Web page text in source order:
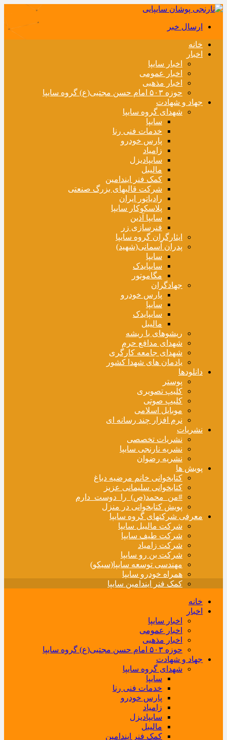
ارسال خبر
خانه
اخبار
اخبار سایپا
اخبار عمومی
اخبار مذهبی
حوزه ۵۰۳ امام حسن مجتبی(ع) گروه سایپا
جهاد و شهادت
شهدای گروه سایپا
سایپا
خدمات فنی رنا
پارس خودرو
زامیاد
سایپادیزل
مالیبل
کمک فنر ایندامین
شرکت قالبهای بزرگ صنعتی
رادیاتور ایران
پلاسکوکار سایپا
سایپا آذین
فنرسازی زر
ایثارگران گروه سایپا
پدران آسمانی(شهید)
سایپا
سایپایدک
مگاموتور
جهادگران
پارس خودرو
سایپا
سایپایدک
مالیبل
ریشوهای با ریشه
شهدای مدافع حرم
شهدای جامعه کارگری
یادمان های شهدا کشور
دانلودها
پوستر
کلیپ تصویری
کلیپ صوتی
موبایل اسلامی
نرم افزار چند رسانه ای
نشریات
نشریات تخصصی
نشریه نارنجی سایپا
نشریه رضوان
پویش ها
کتابخوانی خانم مرضیه دباغ
کتابخوانی سلیمانی عزیز
#من_محمد(ص)_را_دوست_دارم
پویش کتابخوانی در منزل
معرفی شرکتهای گروه سایپا
شرکت مالیبل سایپا
شرکت طیف سایپا
شرکت زامیاد
شرکت بن رو سایپا
مهندسی توسعه سایپا(سیکو)
همراه خودرو سایپا
کمک فنر ایندامین سایپا
خانه
اخبار
اخبار سایپا
اخبار عمومی
اخبار مذهبی
حوزه ۵۰۳ امام حسن مجتبی(ع) گروه سایپا
جهاد و شهادت
شهدای گروه سایپا
سایپا
خدمات فنی رنا
پارس خودرو
زامیاد
سایپادیزل
مالیبل
کمک فنر ایندامین